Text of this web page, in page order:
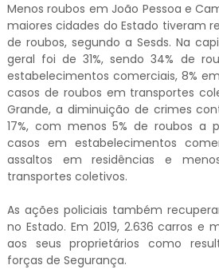
Menos roubos em João Pessoa e
maiores cidades do Estado tiveram
de roubos, segundo a Sesds. Na
geral foi de 31%, sendo 34% de
estabelecimentos comerciais, 8%
casos de roubos em transportes
Grande, a diminuição de crimes
17%, com menos 5% de roubos a
casos em estabelecimentos
assaltos em residências e
transportes coletivos.
As ações policiais também
no Estado. Em 2019, 2.636 carros e
aos seus proprietários como
forças de Segurança.